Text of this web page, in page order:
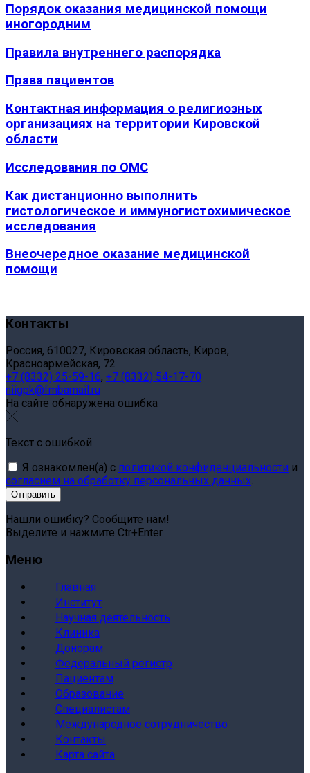
Порядок оказания медицинской помощи
иногородним
Правила внутреннего распорядка
Права пациентов
Контактная информация о религиозных
организациях на территории Кировской
области
Исследования по ОМС
Как дистанционно выполнить
гистологическое и иммуногистохимическое
исследования
Внеочередное оказание медицинской
помощи
Контакты
Россия, 610027, Кировская область, Киров,
Красноармейская, 72
+7 (8332) 25-59-16, +7 (8332) 54-17-70
niigpk@fmbamail.ru
На сайте обнаружена ошибка
Текст с ошибкой
Я ознакомлен(а) с политикой конфиденциальности и
согласием на обработку персональных данных.
Нашли ошибку? Сообщите нам!
Выделите и нажмите Ctr+Enter
Меню
Главная
Институт
Научная деятельность
Клиника
Донорам
Федеральный регистр
Пациентам
Образование
Специалистам
Международное сотрудничество
Контакты
Карта сайта